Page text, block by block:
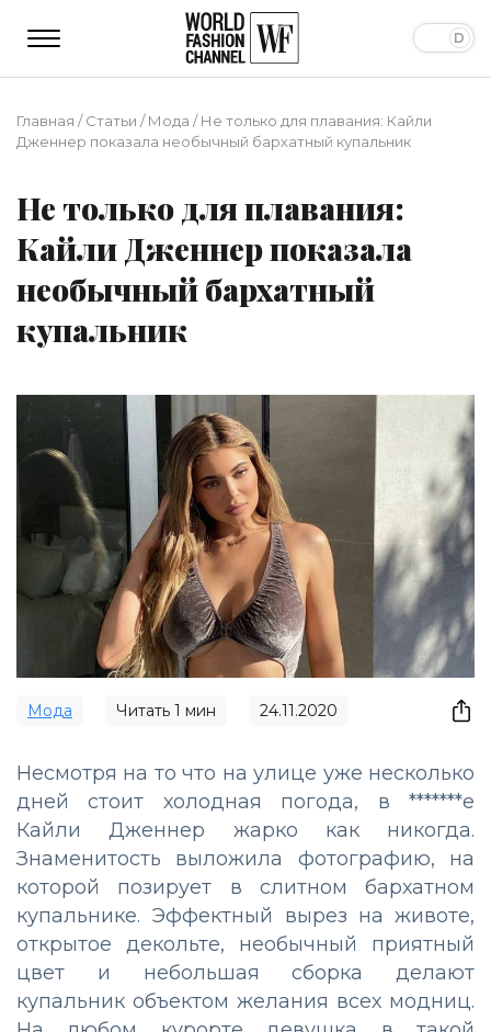
Главная /Статьи /Мода /Не только для плавания: Кайли
Дженнер показала необычный бархатный купальник
Не только для плавания:
Кайли Дженнер показала
необычный бархатный
купальник
Мода Читать 1 мин 24.11.2020
Несмотря на то что на улице уже несколько
дней стоит холодная погода, в *******е
Кайли Дженнер жарко как никогда.
Знаменитость выложила фотографию, на
которой позирует в слитном бархатном
купальнике. Эффектный вырез на животе,
открытое декольте, необычный приятный
цвет и небольшая сборка делают
купальник объектом желания всех модниц.